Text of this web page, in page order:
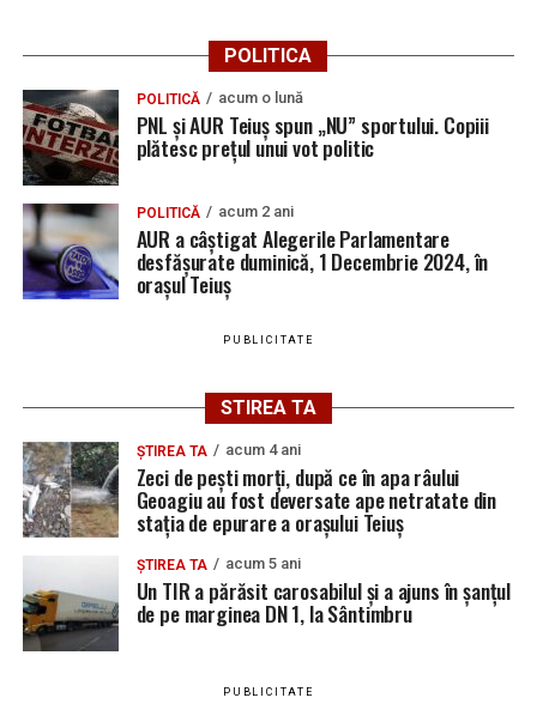
ce și-ar fi agresat și violat partenera
etilotest, rezultatele fiind negative.
Adaugă teiusinfo.ro ca sursă
Ultimele știri din Teiuș
Jaf de peste 300.000 de euro, la Teiuș. Familia
păgubită susține că ancheta bate pasul pe loc, la
aproape o lună de la spargere
Locuri de muncă în Sântimbru, disponibile la 4
POLITICA
POLITICĂ acum o lună
PNL și AUR Teiuș spun „NU” sportului. Copiii
plătesc prețul unui vot politic
POLITICĂ acum 2 ani
AUR a câștigat Alegerile Parlamentare
desfășurate duminică, 1 Decembrie 2024, în
orașul Teiuș
PUBLICITATE
STIREA TA
ȘTIREA TA acum 4 ani
Zeci de pești morți, după ce în apa râului
Geoagiu au fost deversate ape netratate din
stația de epurare a orașului Teiuș
ȘTIREA TA acum 5 ani
Un TIR a părăsit carosabilul și a ajuns în șanțul
de pe marginea DN 1, la Sântimbru
PUBLICITATE